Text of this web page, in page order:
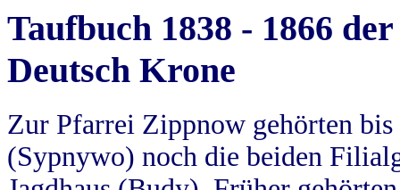
Taufbuch 1838 - 1866
Deutsch Krone
Zur Pfarrei Zippnow gehörten
(Sypnywo) noch die beiden